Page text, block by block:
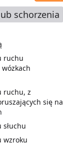
schorzenia
ruchu
ruchu, z
się na
wzroku